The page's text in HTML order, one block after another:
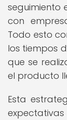
seguimiento
con
Todo esto
los tiempos
que se
el producto
Esta